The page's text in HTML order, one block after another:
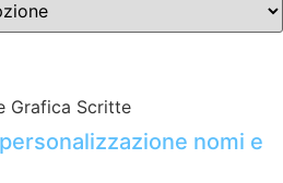
Grafica Scritte
nomi e